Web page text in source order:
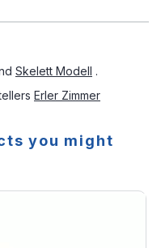
Skelett Modell .
Erler Zimmer
you might